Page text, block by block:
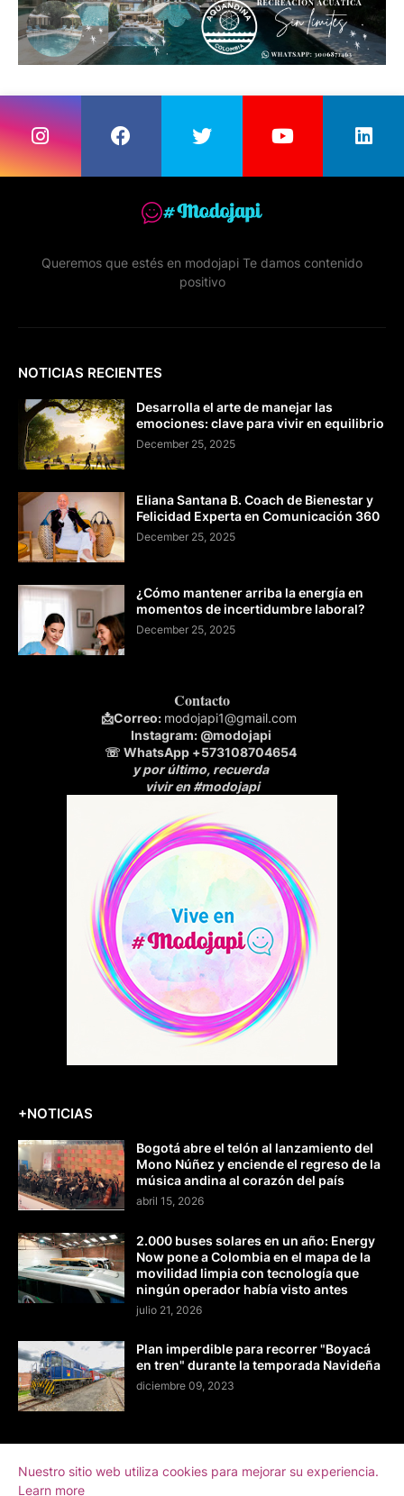
Queremos que estés en modojapi Te damos contenido
positivo
NOTICIAS RECIENTES
Desarrolla el arte de manejar las
emociones: clave para vivir en equilibrio
December 25, 2025
Eliana Santana B. Coach de Bienestar y
Felicidad Experta en Comunicación 360
December 25, 2025
¿Cómo mantener arriba la energía en
momentos de incertidumbre laboral?
December 25, 2025
Contacto
📩Correo: modojapi1@gmail.com
Instagram:@modojapi
☏ WhatsApp +573108704654
y por último, recuerda
vivir en #modojapi
+NOTICIAS
Bogotá abre el telón al lanzamiento del
Mono Núñez y enciende el regreso de la
música andina al corazón del país
abril 15, 2026
2.000 buses solares en un año: Energy
Now pone a Colombia en el mapa de la
movilidad limpia con tecnología que
ningún operador había visto antes
julio 21, 2026
Plan imperdible para recorrer "Boyacá
en tren" durante la temporada Navideña
diciembre 09, 2023
Sobre La Directora
Nuestro sitio web utiliza cookies para mejorar su experiencia.
Learn more